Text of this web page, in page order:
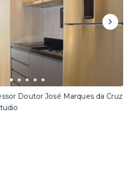
Doutor José Marques da Cruz